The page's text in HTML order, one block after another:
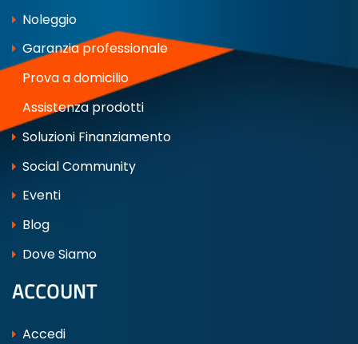
Noleggio
Garanzia professionale
Prova a domicilio
Assistenza prodotti
Soluzioni Finanziamento
Social Community
Eventi
Blog
Dove Siamo
ACCOUNT
Accedi